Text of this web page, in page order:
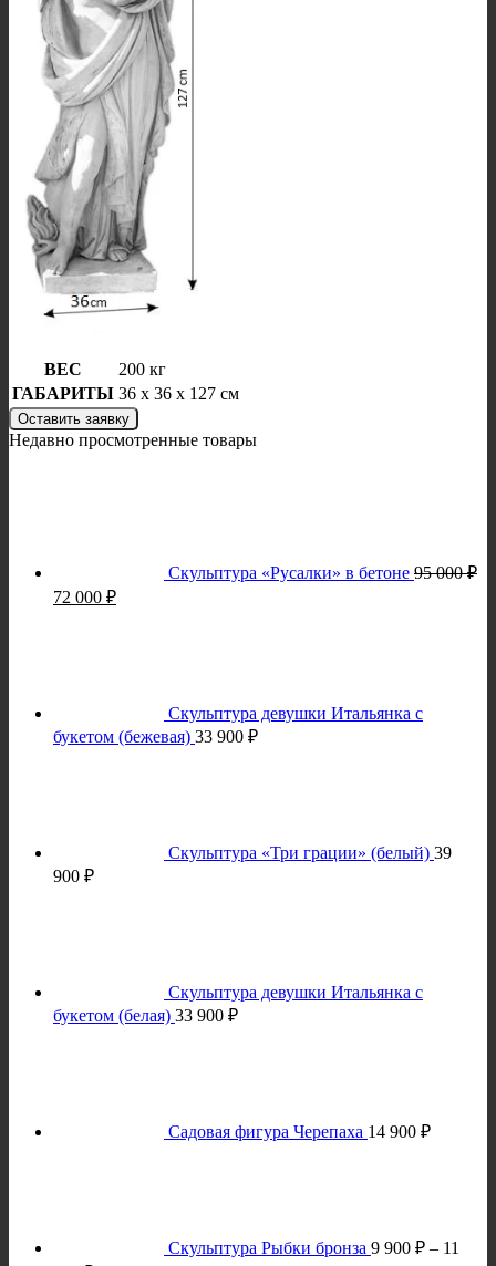
ВЕС
200 кг
ГАБАРИТЫ 36 x 36 x 127 см
Оставить заявку
Недавно просмотренные товары
Скульптура «Русалки» в бетоне 95 000₽
Первоначальная
72 000 ₽Текущая
Скульптура девушки Итальянка с
букетом (бежевая) 33 900 ₽
Скульптура «Три грации» (белый) 39
900 ₽
Скульптура девушки Итальянка с
букетом (белая) 33 900 ₽
Садовая фигура Черепаха 14 900 ₽
Скульптура Рыбки бронза 9 900 ₽ – 11